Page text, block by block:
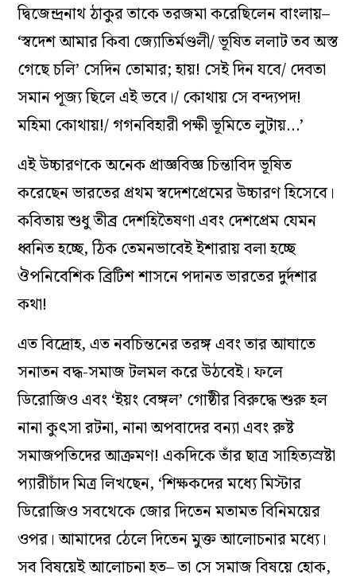
দ্বিজেন্দ্রনাথ ঠাকুর তাকে তরজমা করেছিলেন বাংলায়–
‘স্বদেশ আমার কিবা জ্যোতির্মণ্ডলী/ ভূষিত ললাট তব অস্ত
গেছে চলি’ সেদিন তোমার; হায়! সেই দিন যবে/ দেবতা
সমান পূজ‌্য ছিলে এই ভবে।/ কোথায় সে বন্দ‌্যপদ!
মহিমা কোথায়!/ গগনবিহারী পক্ষী ভূমিতে লুটায়…’
এই উচ্চারণকে অনেক প্রাজ্ঞবিজ্ঞ চিন্তাবিদ ভূষিত
করেছেন ভারতের প্রথম স্বদেশপ্রেমের উচ্চারণ হিসেবে।
কবিতায় শুধু তীব্র দেশহিতৈষণা এবং দেশপ্রেম যেমন
ধ্বনিত হচ্ছে, ঠিক তেমনভাবেই ইশারায় বলা হচ্ছে
ঔপনিবেশিক ব্রিটিশ শাসনে পদানত ভারতের দুর্দশার
কথা!
এত বিদ্রোহ, এত নবচিন্তনের তরঙ্গ এবং তার আঘাতে
সনাতন বদ্ধ-সমাজ টলমল করে উঠবেই। ফলে
ডিরোজিও এবং ‘ইয়ং বেঙ্গল’ গোষ্ঠীর বিরুদ্ধে শুরু হল
নানা কুৎসা রটনা, নানা অপবাদের বন‌্যা এবং রুষ্ট
সমাজপতিদের আক্রমণ! একদিকে তাঁর ছাত্র সাহিত‌্যস্রষ্টা
প‌্যারীচাঁদ মিত্র লিখছেন, ‘শিক্ষকদের মধ্যে মিস্টার
ডিরোজিও সবথেকে জোর দিতেন মতামত বিনিময়ের
ওপর। আমাদের ঠেলে দিতেন মুক্ত আলোচনার মধ্যে।
সব বিষয়েই আলোচনা হত– তা সে সমাজ বিষয়ে হোক,